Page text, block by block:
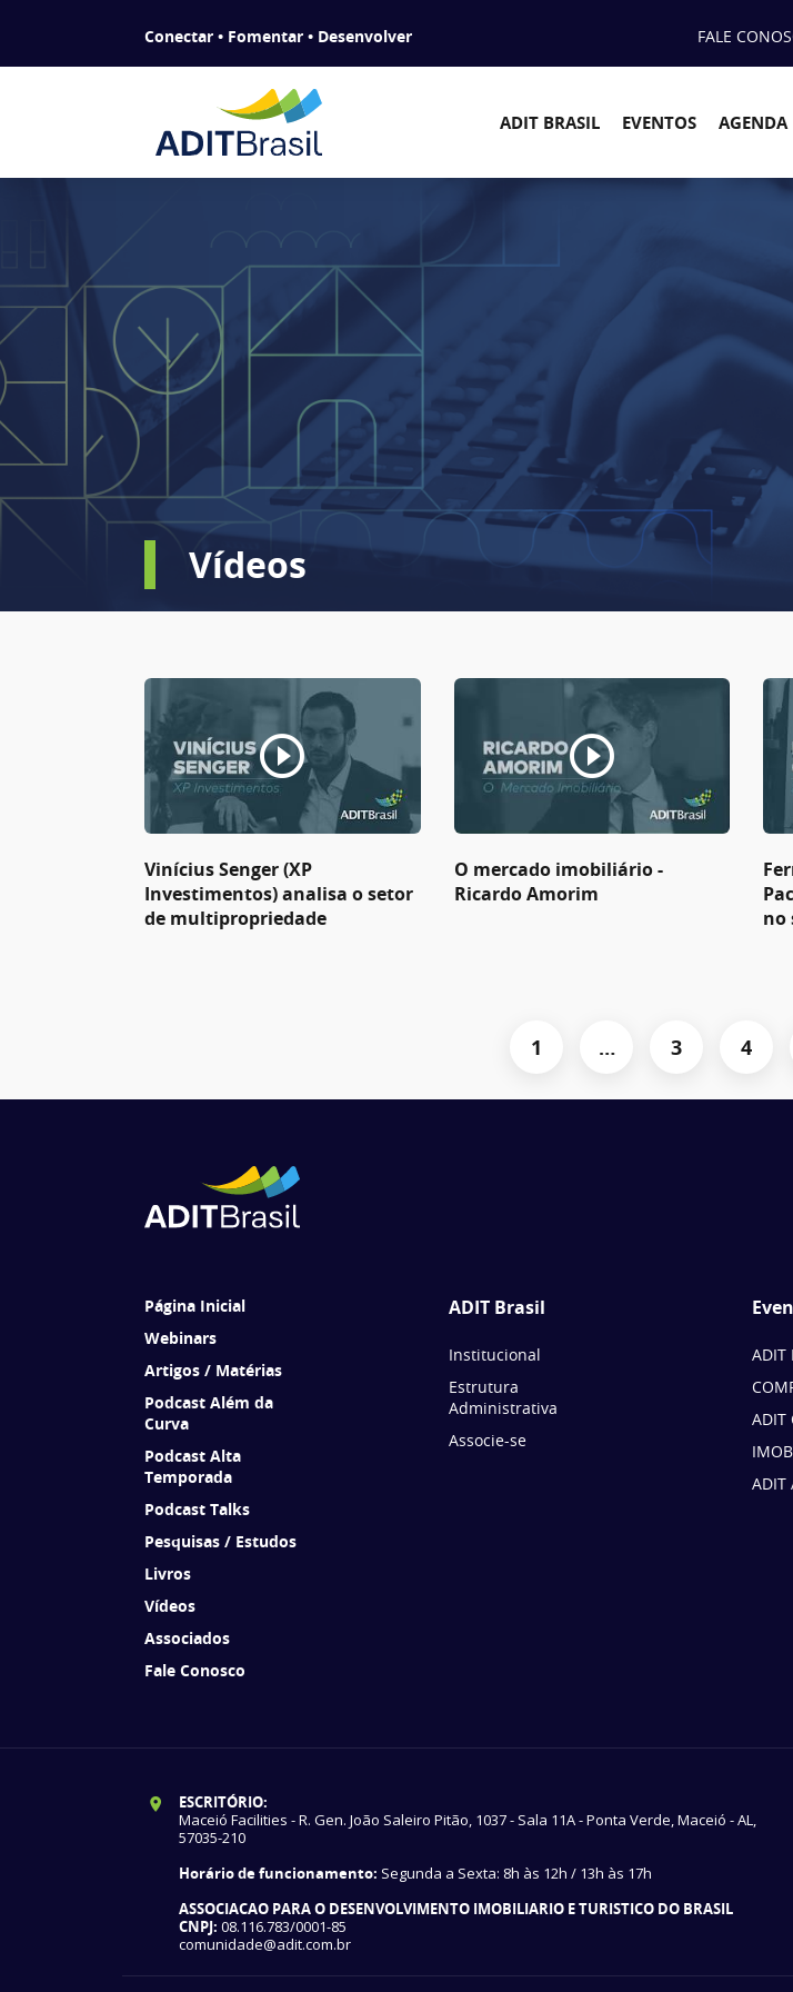
Conectar • Fomentar • Desenvolver FALE
ADIT BRASIL EVENTOS AGENDA
Vídeos
Vinícius Senger (XP
Investimentos) analisa o setor
de multipropriedade
O mercado imobiliário -
Ricardo Amorim
no
1 … 3 4
Página Inicial
Webinars
Artigos / Matérias
Podcast Além da
Curva
Podcast Alta
Temporada
Podcast Talks
Pesquisas / Estudos
Livros
Vídeos
Associados
Fale Conosco
ADIT Brasil
Institucional
Estrutura
Administrativa
Associe-se
ADIT
ADIT
ADIT
ESCRITÓRIO:
Maceió Facilities - R. Gen. João Saleiro Pitão, 1037 - Sala 11A - Ponta Verde, Maceió - AL,
57035-210
Horário de funcionamento: Segunda a Sexta: 8h às 12h / 13h às 17h
ASSOCIACAO PARA O DESENVOLVIMENTO IMOBILIARIO E TURISTICO DO BRASIL
CNPJ: 08.116.783/0001-85
comunidade@adit.com.br